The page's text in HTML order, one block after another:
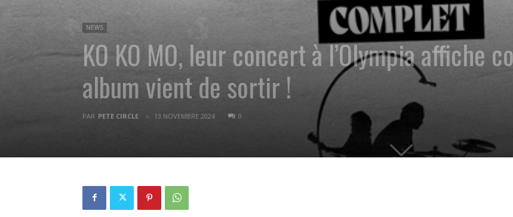
NEWS
KO KO MO, leur concert à l’Olympia affiche
album vient de sortir !
PAR PETE CIRCLE 13 NOVEMBRE 2024 0